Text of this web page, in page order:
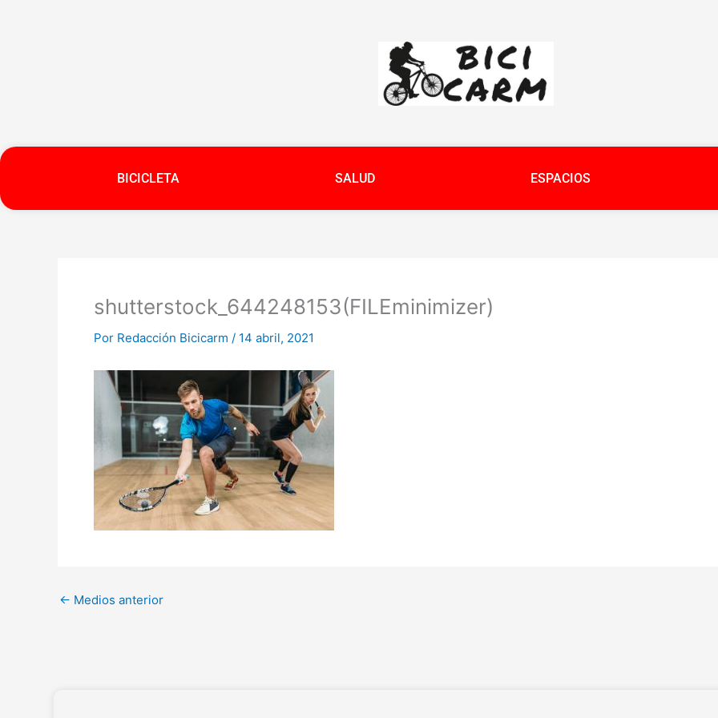
BICICLETA SALUD ESPACIOS
shutterstock_644248153(FILEminimizer)
Por Redacción Bicicarm / 14 abril, 2021
← Medios anterior